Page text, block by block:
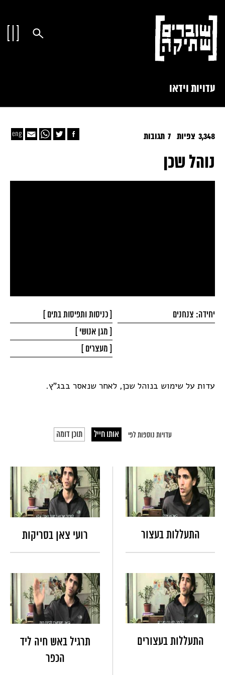
עדויות וידאו
3,348 צפיות 7 תגובות
נוהל שכן
יחידה: צנחנים [ כניסות ותפיסותבתים ]
[ מגן אנושי ]
מעצרים ]
עדות על שימוש בנוהל שכן, לאחר שנאסר בבג"ץ.
עדויות נוספות לפי אותו חייל תוכן דומה
התעללות בעצור רועי צאן בסריקות
התעללות בעצורים
תרגיל באש חיה ליד
הכפר